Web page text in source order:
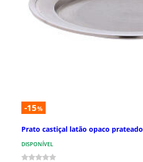
-15%
Prato castiçal latão opaco prateado
DISPONÍVEL